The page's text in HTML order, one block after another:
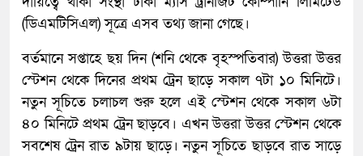
(ডিএমটিসিএল) সূত্রে এসব তথ্য জানা গেছে।
বর্তমানে সপ্তাহে ছয় দিন (শনি থেকে বৃহস্পতিবার) উত্তরা উত্তর
স্টেশন থেকে দিনের প্রথম ট্রেন ছাড়ে সকাল ৭টা ১০ মিনিটে।
নতুন সূচিতে চলাচল শুরু হলে এই স্টেশন থেকে সকাল ৬টা
৪০ মিনিটে প্রথম ট্রেন ছাড়বে। এখন উত্তরা উত্তর স্টেশন থেকে
সবশেষ ট্রেন রাত ৯টায় ছাড়ে। নতুন সূচিতে ছাড়বে রাত সাড়ে